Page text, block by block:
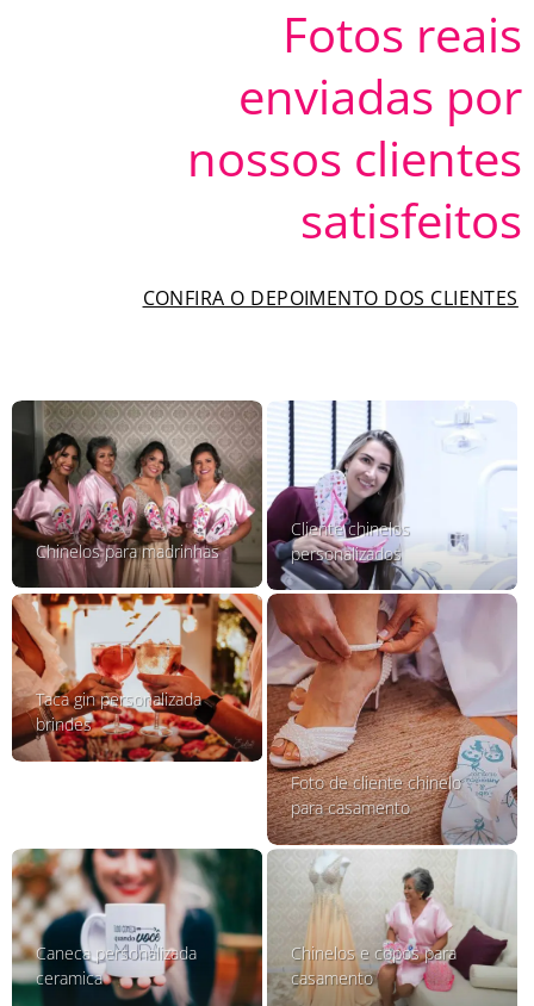
Fotos reais
enviadas por
nossos clientes
satisfeitos
CONFIRA O DEPOIMENTO DOS CLIENTES
Chinelos para madrinhas
Cliente chinelos
personalizados
Taca gin personalizada
brindes
Foto de cliente chinelo
para casamento
Caneca personalizada
ceramica
Chinelos e copos para
casamento